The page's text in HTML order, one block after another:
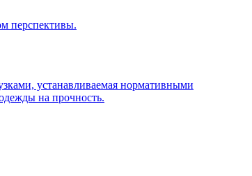
перспективы.
устанавливаемая нормативными
на прочность.